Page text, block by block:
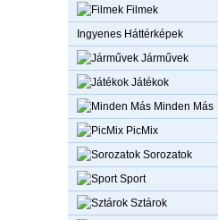
Filmek
Ingyenes Háttérképek
Járművek
Játékok
Minden Más
PicMix
Sorozatok
Sport
Sztárok